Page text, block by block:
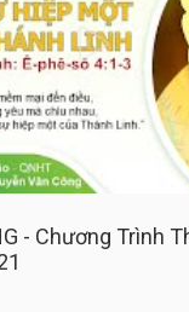
Play
Video
- Chương Trình